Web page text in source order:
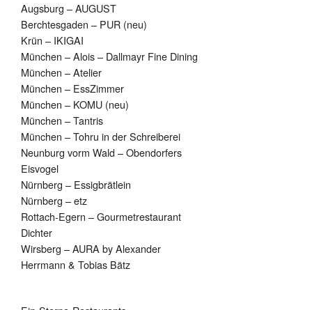
Augsburg – AUGUST
Berchtesgaden – PUR (neu)
Krün – IKIGAI
München – Alois – Dallmayr Fine Dining
München – Atelier
München – EssZimmer
München – KOMU (neu)
München – Tantris
München – Tohru in der Schreiberei
Neunburg vorm Wald – Obendorfers
Eisvogel
Nürnberg – Essigbrätlein
Nürnberg – etz
Rottach-Egern – Gourmetrestaurant
Dichter
Wirsberg – AURA by Alexander
Herrmann & Tobias Bätz